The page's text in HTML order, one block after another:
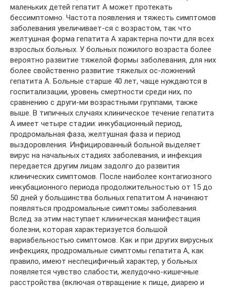
маленьких детей гепатит А может протекать
бессимптомно. Частота появления и тяжесть симптомов
заболевания увеличивает-ся с возрастом, так что
желтушная форма гепатита А характерна почти для всех
взрослых больных. У больных пожилого возраста более
вероятно развитие тяжелой формы заболевания, для них
более свойственно развитие тяжелых ос-ложнений
гепатита А. Больные старше 40 лет, чаще нуждаются в
госпитализации, уровень смертности среди них, по
сравнению с други-ми возрастными группами, также
выше. В типичных случаях клиническое течение гепатита
А имеет четыре стадии: инкубационный период,
продромальная фаза, желтушная фаза и период
выздоровления. Инфицированный больной выделяет
вирус на начальных стадиях заболевания, и инфекция
передается другим лицам задолго до развития
клинических симптомов. После наиболее контагиозного
инкубационного периода продолжительностью от 15 до
50 дней у большинства больных гепатитом А начинают
появляться продромальные симптомы заболевания.
Вслед за этим наступает клиническая манифестация
болезни, которая характеризуется большой
вариабельностью симптомов. Как и при других вирусных
инфекциях, продромальные симптомы гепатита А, как
правило, имеют неспецифичный характер, у больных
появляется чувство слабости, желудочно-кишечные
расстройства (включая отвращение к пище, диарею и